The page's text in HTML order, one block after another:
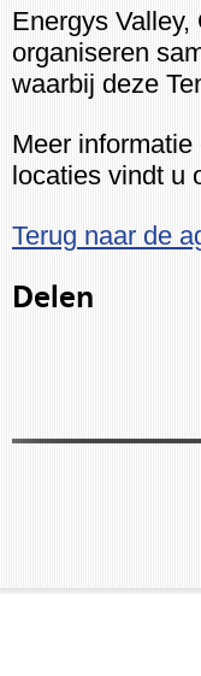
Energys
organiseren
waarbij deze
Meer
locaties vindt u
Terug naar de
Delen